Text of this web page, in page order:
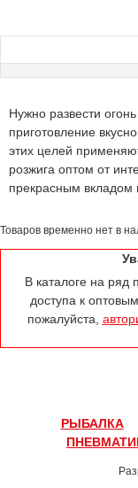
Нужно развести
приготовление
этих целей
розжига оптом от
прекрасным вкладом
Товаров временно нет в
В каталоге на ряд
доступа к
пожалуйста,
РЫБАЛКА